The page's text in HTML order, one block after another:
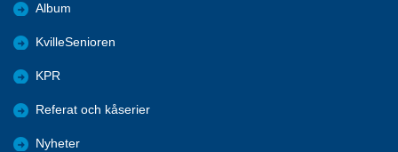
Album
KvilleSenioren
KPR
Referat och kåserier
Nyheter